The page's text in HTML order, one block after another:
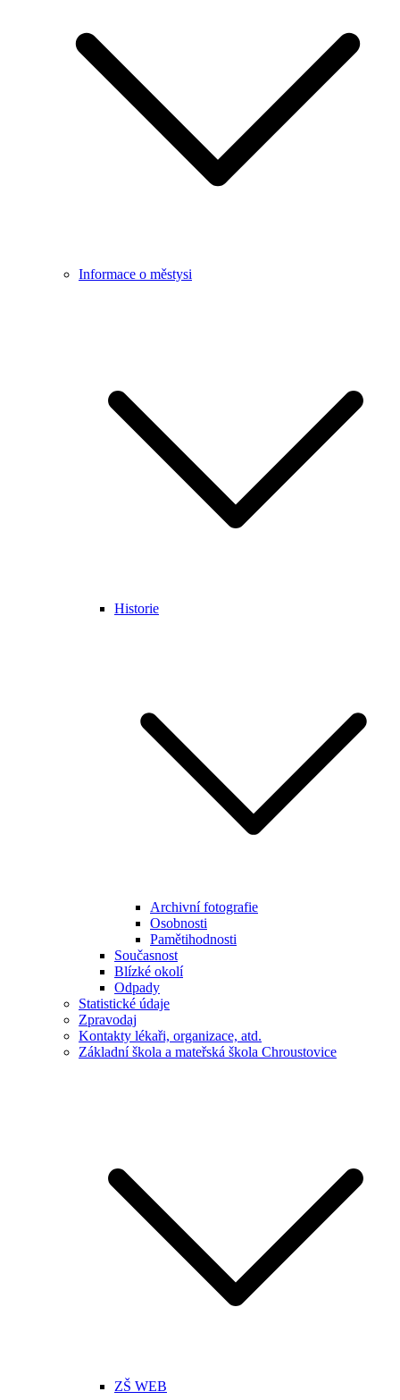
Informace o městysi
Historie
Archivní fotografie
Osobnosti
Pamětihodnosti
Současnost
Blízké okolí
Odpady
Statistické údaje
Zpravodaj
Kontakty lékaři, organizace, atd.
Základní škola a mateřská škola Chroustovice
ZŠ WEB